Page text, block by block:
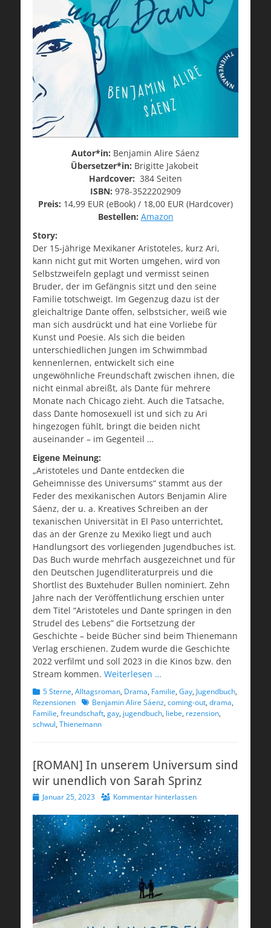
Autor*in: Benjamin Alire Sáenz
Übersetzer*in: Brigitte Jakobeit
Hardcover: 384 Seiten
ISBN: 978-3522202909
Preis: 14,99 EUR (eBook) / 18,00 EUR (Hardcover)
Bestellen: Amazon
Story:
Der 15-jährige Mexikaner Aristoteles, kurz Ari,
kann nicht gut mit Worten umgehen, wird von
Selbstzweifeln geplagt und vermisst seinen
Bruder, der im Gefängnis sitzt und den seine
Familie totschweigt. Im Gegenzug dazu ist der
gleichaltrige Dante offen, selbstsicher, weiß wie
man sich ausdrückt und hat eine Vorliebe für
Kunst und Poesie. Als sich die beiden
unterschiedlichen Jungen im Schwimmbad
kennenlernen, entwickelt sich eine
ungewöhnliche Freundschaft zwischen ihnen, die
nicht einmal abreißt, als Dante für mehrere
Monate nach Chicago zieht. Auch die Tatsache,
dass Dante homosexuell ist und sich zu Ari
hingezogen fühlt, bringt die beiden nicht
auseinander – im Gegenteil …
Eigene Meinung:
„Aristoteles und Dante entdecken die
Geheimnisse des Universums“ stammt aus der
Feder des mexikanischen Autors Benjamin Alire
Sáenz, der u. a. Kreatives Schreiben an der
texanischen Universität in El Paso unterrichtet,
das an der Grenze zu Mexiko liegt und auch
Handlungsort des vorliegenden Jugendbuches ist.
Das Buch wurde mehrfach ausgezeichnet und für
den Deutschen Jugendliteraturpreis und die
Shortlist des Buxtehuder Bullen nominiert. Zehn
Jahre nach der Veröffentlichung erschien unter
dem Titel “Aristoteles und Dante springen in den
Strudel des Lebens” die Fortsetzung der
Geschichte – beide Bücher sind beim Thienemann
Verlag erschienen. Zudem wurde die Geschichte
2022 verfilmt und soll 2023 in die Kinos bzw. den
Stream kommen. Weiterlesen …
Kategorien
5 Sterne, Alltagsroman, Drama, Familie, Gay, Jugendbuch,
Rezensionen Schlagworte
Benjamin Alire Sáenz, coming-out, drama,
Familie, freundschaft, gay, jugendbuch, liebe, rezension,
schwul, Thienemann
[ROMAN] In unserem Universum sind
wir unendlich von Sarah Sprinz
Veröffentlicht
Januar 25, 2023 Kommentar hinterlassen